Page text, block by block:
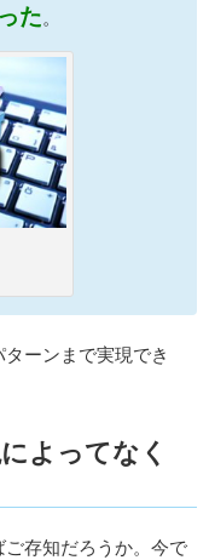
た。
ーンまで実現でき
よってなく
存知だろうか。今で